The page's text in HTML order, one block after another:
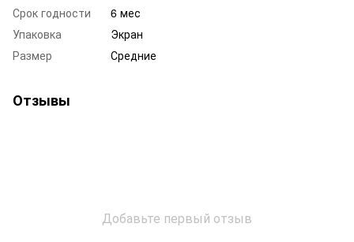
Срок годности
6 мес
Упаковка
Экран
Размер
Средние
Отзывы
Добавьте первый отзыв